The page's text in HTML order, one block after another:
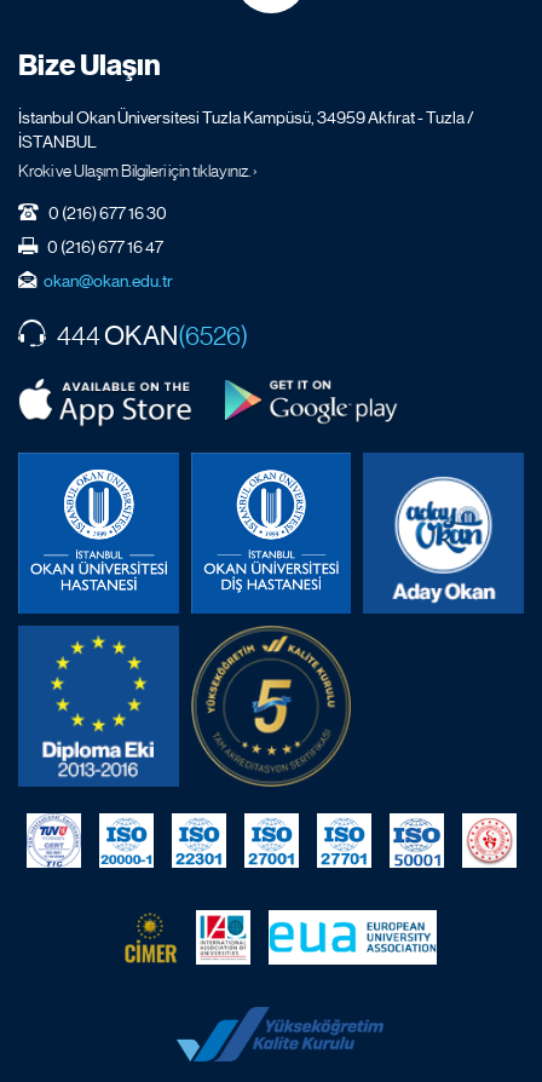
Bize Ulaşın
İstanbul Okan Üniversitesi Tuzla Kampüsü, 34959 Akfırat - Tuzla /
İSTANBUL
Kroki ve Ulaşım Bilgileri için tıklayınız. ›
0 (216) 677 16 30
0 (216) 677 16 47
okan@okan.edu.tr
444OKAN(6526)